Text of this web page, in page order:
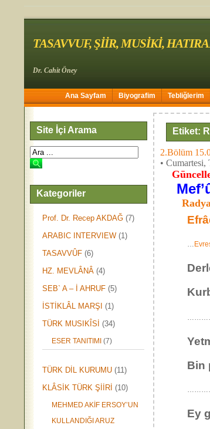
TASAVVUF, ŞİİR, MUSİKİ,
Dr. Cahit Öney
Ana Sayfam Biyografim Tebliğlerim
Site İçi Arama
Kategoriler
Prof. Dr. Recep AKDAĞ (7)
ARABIC INTERVIEW (1)
TASAVVÛF (6)
HZ. MEVLÂNÂ (4)
SEB` A – İ AHRUF (5)
İSTİKLÂL MARŞI (1)
TÜRK MUSIKÎSİ (34)
ESER TANITIMI (7)
TÜRK DİL KURUMU (11)
KLÂSİK TÜRK ŞİİRİ (10)
MEHMED AKİF ERSOY’UN
KULLANDIĞI ARUZ
Etiket:
2.Bölüm
• Cumartesi,
…
Bin
Ey